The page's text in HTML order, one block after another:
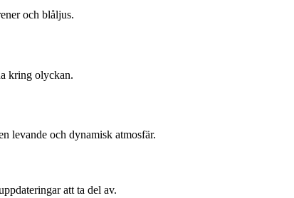
och blåljus.
kring olyckan.
levande och dynamisk atmosfär.
att ta del av.